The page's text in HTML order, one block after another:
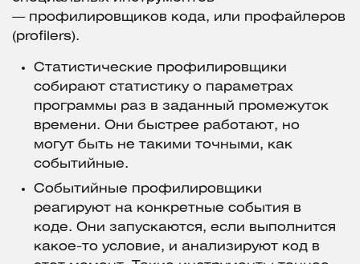
— профилировщиков кода, или профайлеров
(profilers).
Статистические профилировщики
собирают статистику о параметрах
программы раз в заданный промежуток
времени. Они быстрее работают, но
могут быть не такими точными, как
событийные.
Событийные профилировщики
реагируют на конкретные события в
коде. Они запускаются, если выполнится
какое-то условие, и анализируют код в